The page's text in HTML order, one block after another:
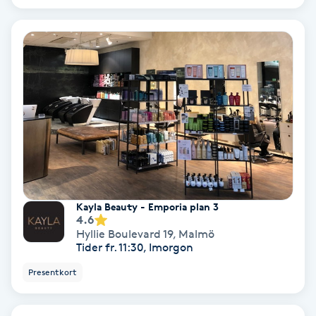
Brynformning
Brynfärgning
Brynplockning
Bröllopsuppsättning
Celluliter
Coachning
Kayla Beauty - Emporia plan 3
4.6
Hyllie Boulevard 19, Malmö
Tider fr. 11:30, Imorgon
Presentkort